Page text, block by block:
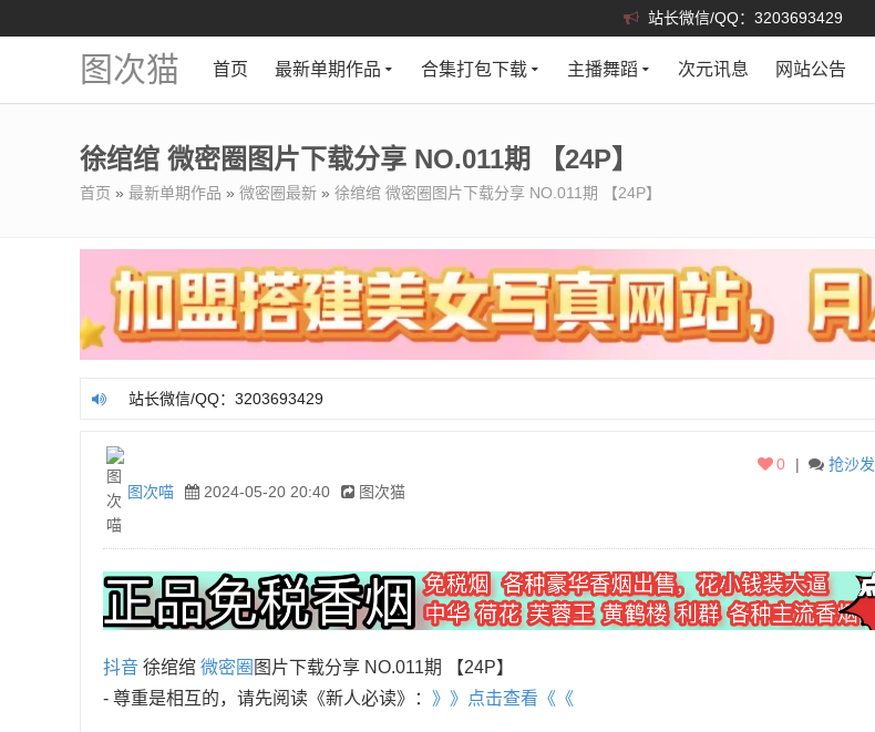
站长微信/QQ：3203693429
图次猫 首页 最新单期作品 合集打包下载 主播舞蹈 次元讯息 网站公告
徐绾绾 微密圈图片下载分享 NO.011期 【24P】
首页 » 最新单期作品 » 微密圈最新 » 徐绾绾 微密圈图片下载分享 NO.011期 【24P】
站长微信/QQ：3203693429
图次喵 2024-05-20 20:40 图次猫
| 抢沙发
0
抖音 徐绾绾 微密圈 图片下载分享 NO.011期 【24P】
- 尊重是相互的，请先阅读《新人必读》： 》》点击查看《《